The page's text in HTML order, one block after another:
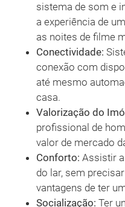
sistema de som e
a experiência de
as noites de filme
Conectividade:
conexão com
até mesmo
casa.
Valorização do
profissional de
valor de mercado
Conforto: Assistir
do lar, sem
vantagens de ter
Socialização: Ter